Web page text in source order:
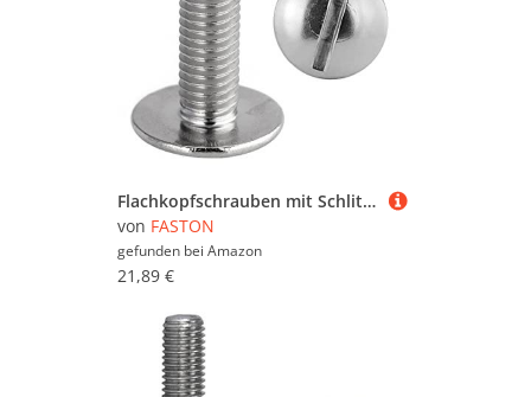
Flachkopfschrauben mit Schlitz M4x10 Edelstahl (100 Stück) Holzschrauben Tellerkopfschrauben FASTON®
von FASTON
gefunden bei Amazon
21,89 €